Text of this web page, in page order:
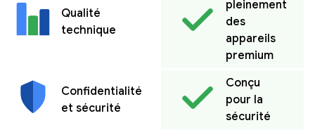
Qualité
technique
pleinement
des
appareils
premium
Confidentialité
et sécurité
Conçu
pour la
sécurité